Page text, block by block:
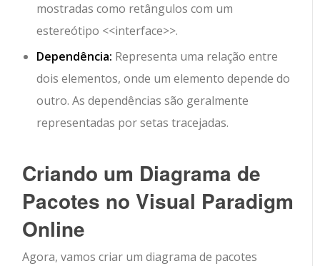
mostradas como retângulos com um
estereótipo <<interface>>.
Dependência: Representa uma relação entre
dois elementos, onde um elemento depende do
outro. As dependências são geralmente
representadas por setas tracejadas.
Criando um Diagrama de
Pacotes no Visual Paradigm
Online
Agora, vamos criar um diagrama de pacotes